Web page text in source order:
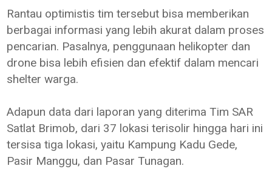
Rantau optimistis tim tersebut bisa memberikan
berbagai informasi yang lebih akurat dalam proses
pencarian. Pasalnya, penggunaan helikopter dan
drone bisa lebih efisien dan efektif dalam mencari
shelter warga.
Adapun data dari laporan yang diterima Tim SAR
Satlat Brimob, dari 37 lokasi terisolir hingga hari ini
tersisa tiga lokasi, yaitu Kampung Kadu Gede,
Pasir Manggu, dan Pasar Tunagan.